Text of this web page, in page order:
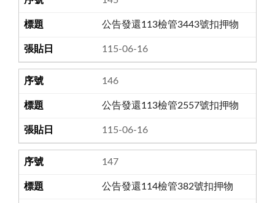
公告發還113檢管3443號扣押物
115-06-16
146
公告發還113檢管2557號扣押物
115-06-16
147
公告發還114檢管382號扣押物